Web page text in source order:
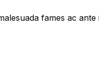
fames ac ante